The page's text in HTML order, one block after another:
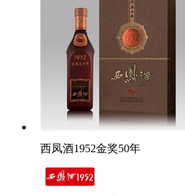
西凤酒1952金奖50年